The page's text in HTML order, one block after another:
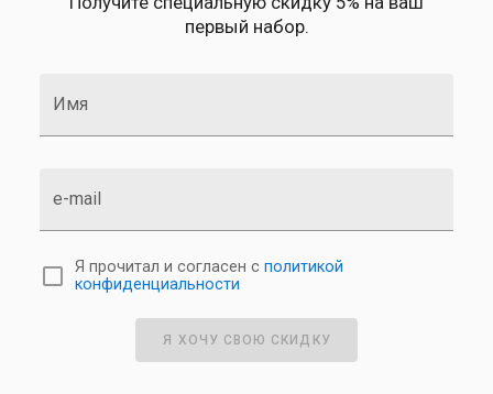
первый набор.
Имя
e-mail
Я прочитал и согласен с политикой
конфиденциальности
Я ХОЧУ СВОЮ СКИДКУ